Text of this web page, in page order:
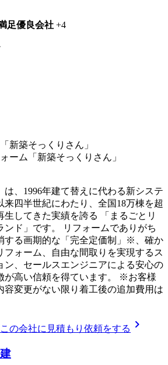
足優良会社 +4
新築そっくりさん」
ーム「新築そっくりさん」
は、1996年建て替えに代わる新システ
来四半世紀にわたり、全国18万棟を超
生してきた実績を誇る 「まるごとリ
ンド」です。 リフォームでありがち
する画期的な「完全定価制」※、確か
フォーム、自由な間取りを実現するス
ン、セールスエンジニアによる安心の
が高い信頼を得ています。 ※お客様
容変更がない限り着工後の追加費用は
この会社に見積もり依頼をする chevron_right